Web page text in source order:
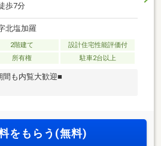
歩7分
北塩加羅
2階建て
設計住宅性能評価付
所有権 駐車2台以上
も内覧大歓迎■
をもらう(無料)